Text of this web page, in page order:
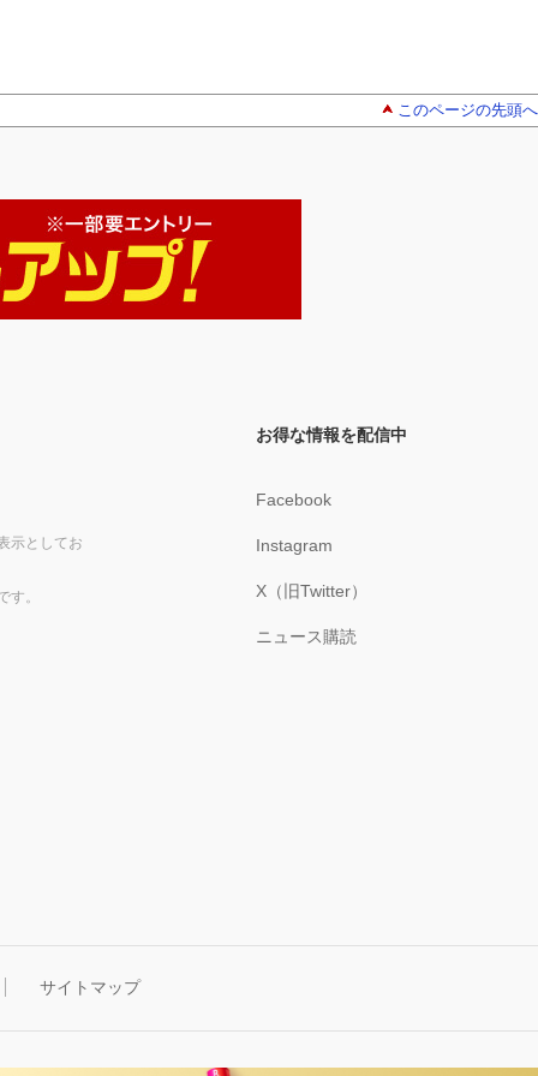
このページの先頭へ
示としてお
す。
お得な情報を配信中
Facebook
Instagram
X（旧Twitter）
ニュース購読
サイトマップ